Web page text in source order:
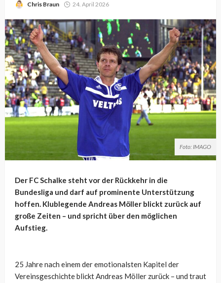
Chris Braun 24. April 2026
Foto: IMAGO
Der FC Schalke steht vor der Rückkehr in die
Bundesliga und darf auf prominente Unterstützung
hoffen. Klublegende Andreas Möller blickt zurück auf
große Zeiten – und spricht über den möglichen
Aufstieg.
25 Jahre nach einem der emotionalsten Kapitel der
Vereinsgeschichte blickt Andreas Möller zurück – und traut